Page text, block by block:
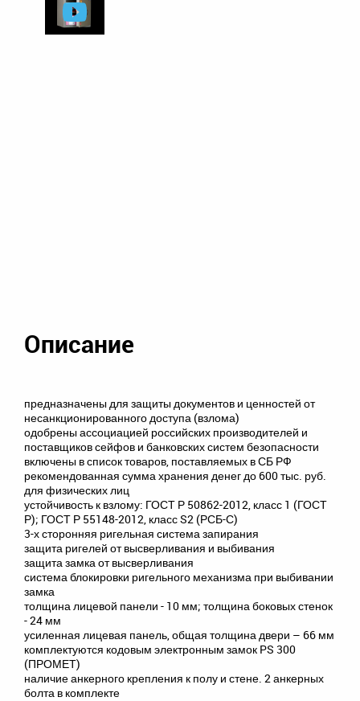
Описание
предназначены для защиты документов и ценностей от
несанкционированного доступа (взлома)
одобрены ассоциацией российских производителей и
поставщиков сейфов и банковских систем безопасности
включены в список товаров, поставляемых в СБ РФ
рекомендованная сумма хранения денег до 600 тыс. руб.
для физических лиц
устойчивость к взлому: ГОСТ Р 50862-2012, класс 1 (ГОСТ
Р); ГОСТ Р 55148-2012, класс S2 (РСБ-С)
3-х сторонняя ригельная система запирания
защита ригелей от высверливания и выбивания
защита замка от высверливания
система блокировки ригельного механизма при выбивании
замка
толщина лицевой панели - 10 мм; толщина боковых стенок
- 24 мм
усиленная лицевая панель, общая толщина двери – 66 мм
комплектуются кодовым электронным замок PS 300
(ПРОМЕТ)
наличие анкерного крепления к полу и стене. 2 анкерных
болта в комплекте